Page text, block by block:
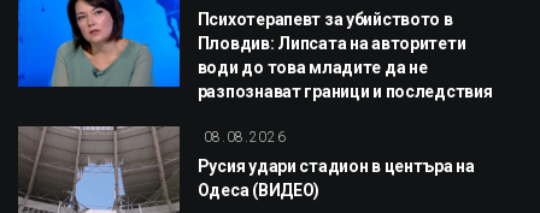
Психотерапевт за убийството в
Пловдив: Липсата на авторитети
води до това младите да не
разпознават граници и последствия
08.08.2026
Русия удари стадион в центъра на
Одеса (ВИДЕО)